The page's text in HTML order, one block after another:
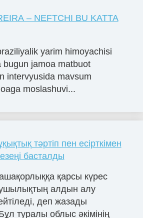
– NEFTCHI BU KATTA
yarim himoyachisi
bugun jamoa matbuot
intervyusida mavsum
moslashuvi...
тәртіп пен есірткімен
басталды
қарсы күрес
алдын алу
деп жазады
туралы облыс әкімінің